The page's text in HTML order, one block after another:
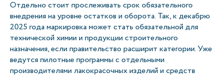
Отдельно стоит прослеживать срок обязательного
внедрения на уровне остатков и оборота. Так, к декабрю
2025 года маркировка может стать обязательной для
технической химии и продукции строительного
назначения, если правительство расширит категории. Уже
ведутся пилотные программы с отдельными
производителями лакокрасочных изделий и средств